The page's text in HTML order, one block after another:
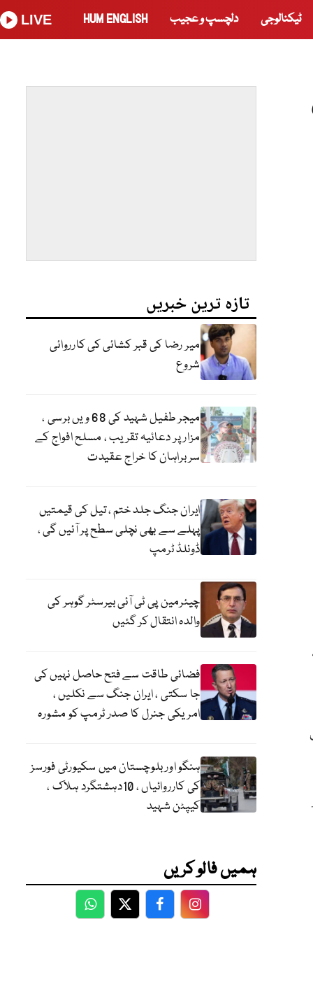
ٹیکنالوجی دلچسپ و عجیب HUM ENGLISH
LIVE
تازہ ترین خبریں
میر رضا کی قبر کشائی کی کارروائی
شروع
میجر طفیل شہید کی 68 ویں برسی ،
مزار پر دعائیہ تقریب ، مسلح افواج کے
سربراہان کا خراج عقیدت
ایران جنگ جلد ختم ، تیل کی قیمتیں
پہلے سے بھی نچلی سطح پر آئیں گی ،
ڈونلڈ ٹرمپ
چیئرمین پی ٹی آئی بیرسٹر گوہر کی
والدہ انتقال کر گئیں
فضائی طاقت سے فتح حاصل نہیں کی
جا سکتی ، ایران جنگ سے نکلیں ،
امریکی جنرل کا صدر ٹرمپ کو مشورہ
ہنگو اور بلوچستان میں سکیورٹی فورسز
کی کارروائیاں ، 10دہشتگرد ہلاک ،
کیپٹن شہید
ہمیں فالو کریں
WhatsApp
TwitterFacebookFacebook